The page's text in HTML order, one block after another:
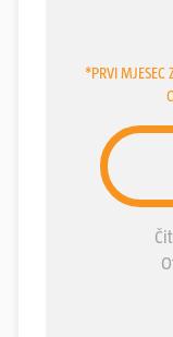
organizacijski
zna koji put
sve važnije od
nogomet, što je